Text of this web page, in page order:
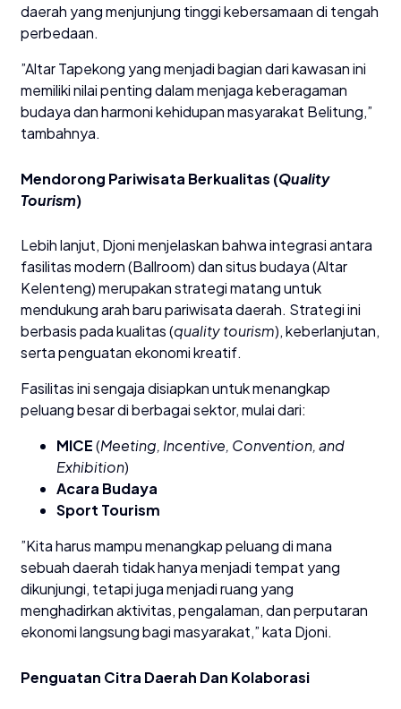
daerah yang menjunjung tinggi kebersamaan di tengah
perbedaan.
​”Altar Tapekong yang menjadi bagian dari kawasan ini
memiliki nilai penting dalam menjaga keberagaman
budaya dan harmoni kehidupan masyarakat Belitung,”
tambahnya.
​Mendorong Pariwisata Berkualitas (Quality
Tourism)
​Lebih lanjut, Djoni menjelaskan bahwa integrasi antara
fasilitas modern (Ballroom) dan situs budaya (Altar
Kelenteng) merupakan strategi matang untuk
mendukung arah baru pariwisata daerah. Strategi ini
berbasis pada kualitas (quality tourism), keberlanjutan,
serta penguatan ekonomi kreatif.
​Fasilitas ini sengaja disiapkan untuk menangkap
peluang besar di berbagai sektor, mulai dari:
MICE(Meeting, Incentive, Convention, and
Exhibition)
Acara Budaya
Sport Tourism
​”Kita harus mampu menangkap peluang di mana
sebuah daerah tidak hanya menjadi tempat yang
dikunjungi, tetapi juga menjadi ruang yang
menghadirkan aktivitas, pengalaman, dan perputaran
ekonomi langsung bagi masyarakat,” kata Djoni.
​Penguatan Citra Daerah Dan Kolaborasi